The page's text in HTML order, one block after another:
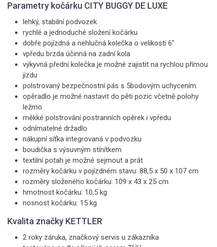
Parametry kočárku CITY BUGGY DE LUXE
lehký, stabilní podvozek
rychlé a jednoduché složení kočárku
dobře pojízdná a nehlučná kolečka o velikosti 6"
vpředu brzda účinná na zadní kola
výkyvná přední kolečka je možné zajistit na rychlou přímou
jízdu
polstrovaný bezpečnostní pás s 5bodovým uchycením
opěradlo je možné nastavit do pěti pozic včetně polohy
ležmo
měkké polstrování postranních opěrek i vpředu
odnímatelné držadlo
nákupní síťka integrovaná v podvozku
boudička s výsuvným stínítkem
textilní potah je možné sejmout a prát
rozměry kočárku v pojízdném stavu: 88,5 x 50 x 107 cm
rozměry složeného kočárku: 109 x 43 x 25 cm
hmotnost kočárku: 10,5 kg
nosnost kočárku: 15 kg
Kvalita značky KETTLER
2 roky záruka, značkový servis u zákazníka